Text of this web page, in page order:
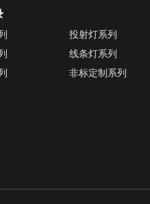
投射灯系列
线条灯系列
非标定制系列